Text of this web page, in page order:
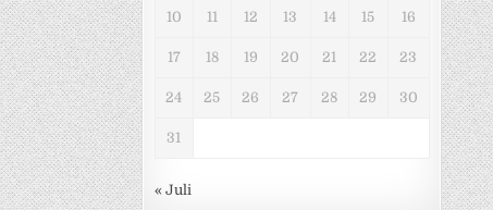
10 11 12 13 14 15 16
17 18 19 20 21 22 23
24 25 26 27 28 29 30
31
« Juli